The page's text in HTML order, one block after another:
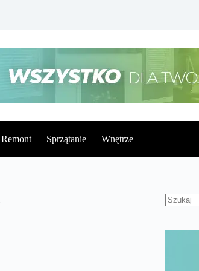
Remont Sprzątanie Wnętrze